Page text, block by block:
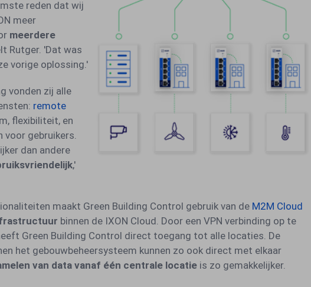
reden dat wij
meer
meerdere
Rutger. 'Dat was
vorige oplossing.'
vonden zij alle
remote
flexibiliteit, en
gebruikers.
dan andere
,'
maakt Green Building Control gebruik van de M2M Cloud
binnen de IXON Cloud. Door een VPN verbinding op te
Green Building Control direct toegang tot alle locaties. De
het gebouwbeheersysteem kunnen zo ook direct met elkaar
van data vanaf één centrale locatie is zo gemakkelijker.